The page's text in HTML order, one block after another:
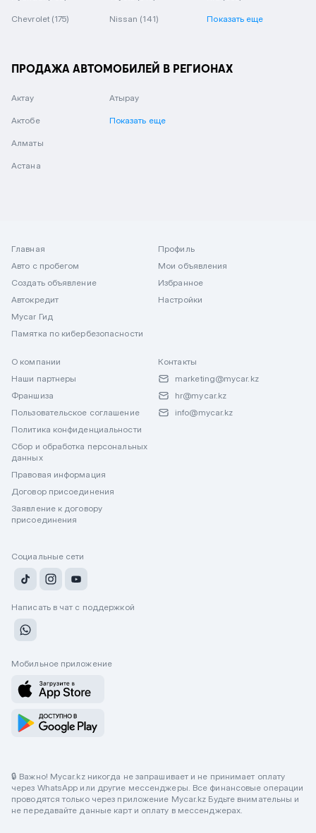
Chevrolet (175) Nissan (141) Показать еще
ПРОДАЖА АВТОМОБИЛЕЙ В РЕГИОНАХ
Актау
Актобе
Алматы
Астана
Атырау
Показать еще
Главная
Авто с пробегом
Создать объявление
Автокредит
Mycar Гид
Памятка по кибербезопасности
Профиль
Мои объявления
Избранное
Настройки
О компании
Наши партнеры
Франшиза
Пользовательское соглашение
Политика конфиденциальности
Сбор и обработка персональных
данных
Правовая информация
Договор присоединения
Заявление к договору
присоединения
Контакты
marketing@mycar.kz
hr@mycar.kz
info@mycar.kz
Социальные сети
Написать в чат с поддержкой
Мобильное приложение
🔒 Важно! Mycar.kz никогда не запрашивает и не принимает оплату
через WhatsApp или другие мессенджеры. Все финансовые операции
проводятся только через приложение Mycar.kz Будьте внимательны и
не передавайте данные карт и оплату в мессенджерах.